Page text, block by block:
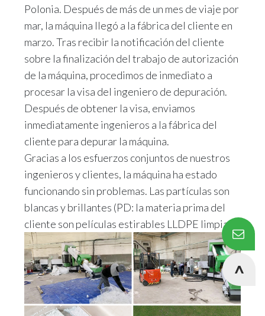
简体中文 English (US)
русский язык Español
Polonia. Después de más de un mes de viaje por
mar, la máquina llegó a la fábrica del cliente en
marzo. Tras recibir la notificación del cliente
sobre la finalización del trabajo de autorización
de la máquina, procedimos de inmediato a
procesar la visa del ingeniero de depuración.
Después de obtener la visa, enviamos
inmediatamente ingenieros a la fábrica del
cliente para depurar la máquina.
Gracias a los esfuerzos conjuntos de nuestros
ingenieros y clientes, la máquina ha estado
funcionando sin problemas. Las partículas son
blancas y brillantes (PD: la materia prima del
cliente son películas estirables LLDPE limpias).